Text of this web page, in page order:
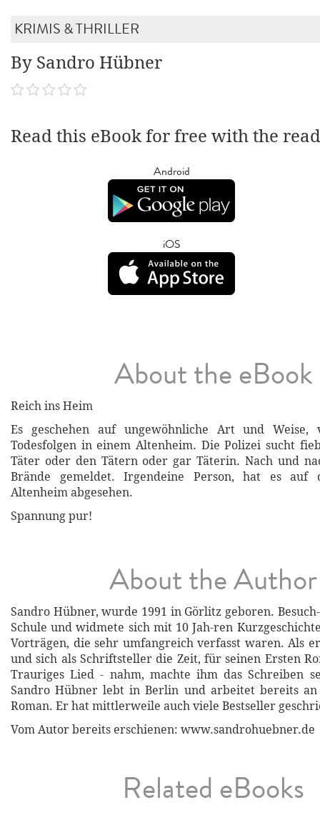
KRIMIS & THRILLER
By Sandro Hübner
Read this eBook for free with the
Android
iOS
About the eBook
Reich ins Heim
Es geschehen auf ungewöhnliche Art und
Todesfolgen in einem Altenheim. Die Polizei sucht
Täter oder den Tätern oder gar Täterin. Nach und
Brände gemeldet. Irgendeine Person, hat es auf
Altenheim abgesehen.
Spannung pur!
About the Author
Sandro Hübner, wurde 1991 in Görlitz geboren.
Schule und widmete sich mit 10 Jah-ren
Vorträgen, die sehr umfangreich verfasst waren. Als
und sich als Schriftsteller die Zeit, für seinen Ersten
Trauriges Lied - nahm, machte ihm das Schreiben
Sandro Hübner lebt in Berlin und arbeitet bereits an
Roman. Er hat mittlerweile auch viele Bestseller
Vom Autor bereits erschienen: www.sandrohuebner.de
Related eBooks